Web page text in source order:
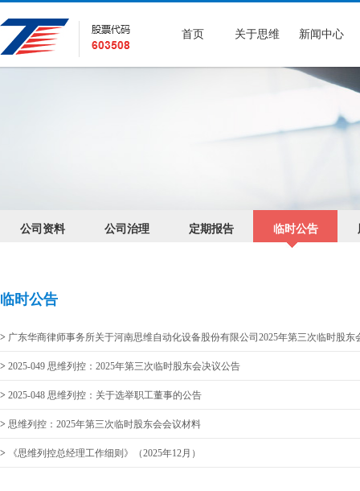
首页 关于思维 新闻中心
公司资料 公司治理 定期报告 临时公告
临时公告
> 广东华商律师事务所关于河南思维自动化设备股份有限公司2025年第三次临时股东
> 2025-049 思维列控：2025年第三次临时股东会决议公告
> 2025-048 思维列控：关于选举职工董事的公告
> 思维列控：2025年第三次临时股东会会议材料
> 《思维列控总经理工作细则》（2025年12月）